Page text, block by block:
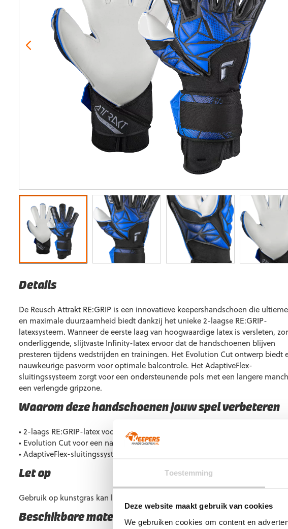
Toestemming
Deze website maakt gebruik van cookies
We gebruiken cookies om content en
Details
De Reusch Attrakt RE:GRIP is een innovatieve keepershandschoen die
en maximale duurzaamheid biedt dankzij het unieke 2-laagse RE:GRIP-
latexsysteem. Wanneer de eerste laag van hoogwaardige latex is versleten,
onderliggende, slijtvaste Infinity-latex ervoor dat de handschoenen blijven
presteren tijdens wedstrijden en trainingen. Het Evolution Cut ontwerp biedt
nauwkeurige pasvorm voor optimale balcontrole. Het AdaptiveFlex-
sluitingssysteem zorgt voor een ondersteunende pols met een langere
een verlengde gripzone.
Waarom deze handschoenen jouw spel verbeteren
• 2-laags RE:GRIP-latex voor een langere levensduur en consistente prestaties.
• Evolution Cut voor een nauwkeurige pasvorm en optimale balcontrole.
• AdaptiveFlex-sluitingssysteem voor extra polsondersteuning en comfort.
Let op
Gebruik op kunstgras kan leiden tot een kortere levensduur.
Beschikbare maten